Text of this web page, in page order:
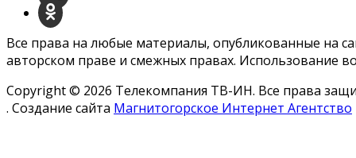
Все права на любые материалы, опубликованные на
авторском праве и смежных правах. Использование
Copyright © 2026 Телекомпания ТВ-ИН. Все права
. Создание сайта Магнитогорское Интернет Агентство